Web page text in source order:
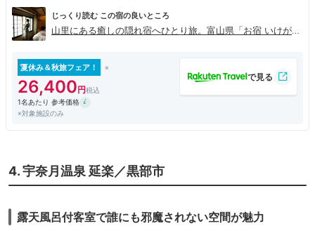
じっくり読む この宿の良いところ
山里にある癒しの隠れ宿へひとり旅。富山県「お宿 いけが
夏休み＆秋旅フェア！
26,400
1名あたり 参考価格
※対象施設のみ
4. 宇奈月温泉 延楽／黒部市
露天風呂付客室で誰にも邪魔されない空間が魅力